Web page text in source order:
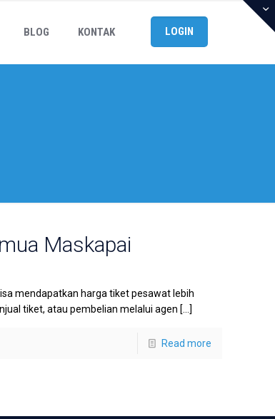
BLOG KONTAK LOGIN
Maskapai
mendapatkan harga tiket pesawat lebih
tiket, atau pembelian melalui agen […]
Read more